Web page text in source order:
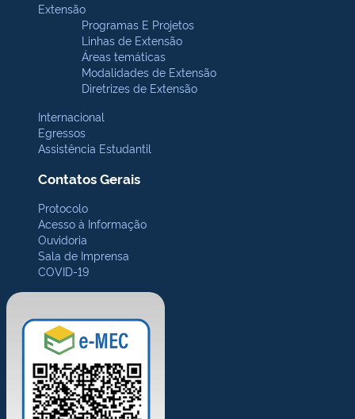
Extensão
Programas E Projetos
Linhas de Extensão
Áreas temáticas
Modalidades de Extensão
Diretrizes de Extensão
Internacional
Egressos
Assistência Estudantil
Contatos Gerais
Protocolo
Acesso à Informação
Ouvidoria
Sala de Imprensa
COVID-19